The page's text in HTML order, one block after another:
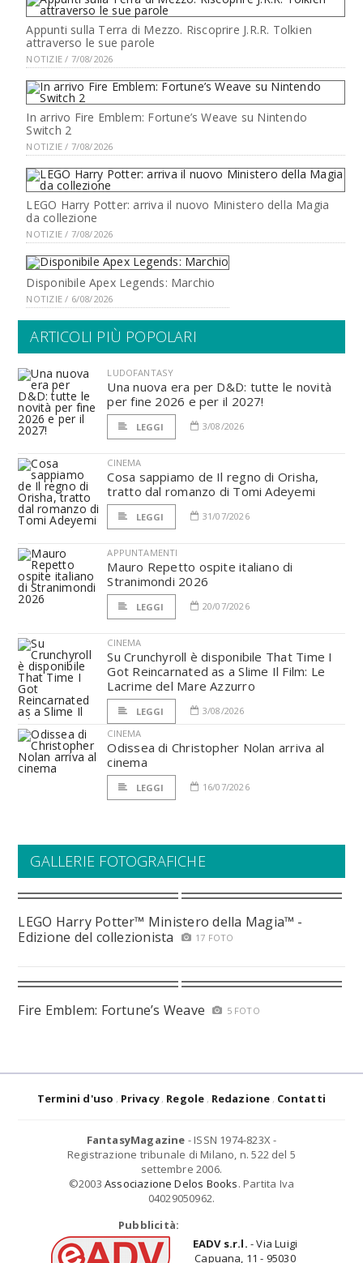
Appunti sulla Terra di Mezzo. Riscoprire J.R.R. Tolkien
attraverso le sue parole
NOTIZIE / 7/08/2026
In arrivo Fire Emblem: Fortune’s Weave su Nintendo
Switch 2
NOTIZIE / 7/08/2026
LEGO Harry Potter: arriva il nuovo Ministero della Magia
da collezione
NOTIZIE / 7/08/2026
Disponibile Apex Legends: Marchio
NOTIZIE / 6/08/2026
ARTICOLI PIÙ POPOLARI
LUDOFANTASY
Una nuova era per D&D: tutte le novità
per fine 2026 e per il 2027!
LEGGI 3/08/2026
CINEMA
Cosa sappiamo de Il regno di Orisha,
tratto dal romanzo di Tomi Adeyemi
LEGGI 31/07/2026
APPUNTAMENTI
Mauro Repetto ospite italiano di
Stranimondi 2026
LEGGI 20/07/2026
CINEMA
Su Crunchyroll è disponibile That Time I
Got Reincarnated as a Slime Il Film: Le
Lacrime del Mare Azzurro
LEGGI
3/08/2026
CINEMA
Odissea di Christopher Nolan arriva al
cinema
LEGGI 16/07/2026
GALLERIE FOTOGRAFICHE
LEGO Harry Potter™ Ministero della Magia™ -
Edizione del collezionista
17 FOTO
Fire Emblem: Fortune’s Weave 5 FOTO
Termini d'uso Privacy Regole Redazione Contatti
FantasyMagazine - ISSN 1974-823X -
Registrazione tribunale di Milano, n. 522 del 5
settembre 2006.
©2003 Associazione Delos Books. Partita Iva
04029050962.
Pubblicità:
EADV s.r.l. - Via Luigi
Capuana, 11 - 95030